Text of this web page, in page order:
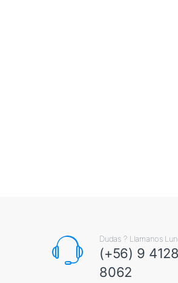
Dudas ? Llamanos
(+56) 9
8062